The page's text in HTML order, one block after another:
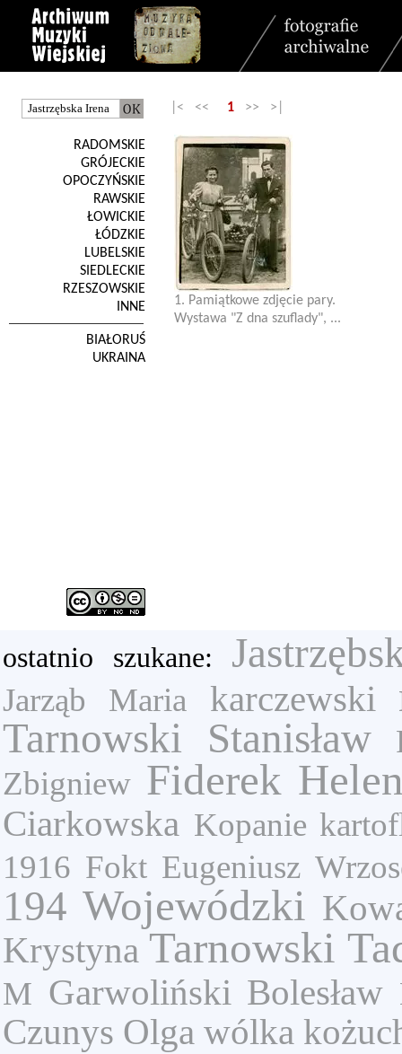
RADOMSKIE
GRÓJECKIE
OPOCZYŃSKIE
RAWSKIE
ŁOWICKIE
ŁÓDZKIE
LUBELSKIE
SIEDLECKIE
RZESZOWSKIE
INNE
BIAŁORUŚ
UKRAINA
|< << 1 >> >|
1. Pamiątkowe zdjęcie pary.
Wystawa "Z dna szuflady", ...
ostatnio szukane:
Jarząb Maria karczewski
Tarnowski Stanisław
Zbigniew Fiderek
Ciarkowska Kopanie
1916 Fokt Eugeniusz
194 Wojewódzki
Krystyna Tarnowski
M Garwoliński Bolesław
Czunys Olga wólka